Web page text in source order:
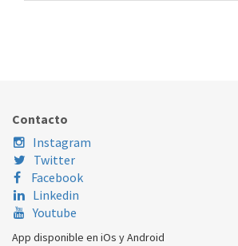
Contacto
Instagram
Twitter
Facebook
Linkedin
Youtube
App disponible en iOs y Android